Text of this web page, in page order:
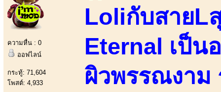
ความหื่น : 0
ออฟไลน์
กระทู้: 71,604
โพสต์: 4,933
LoliกับสายL
Eternal เป็น
ผิวพรรณงาม